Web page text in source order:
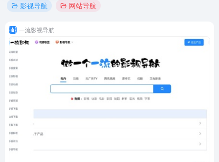
影视导航 网站导航
一流影视导航